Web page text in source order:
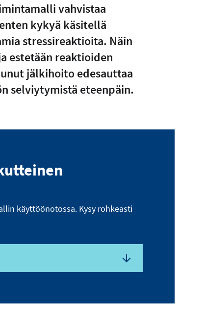
vahvistaa
kykyä käsitellä
stressireaktioita. Näin
estetään reaktioiden
jälkihoito edesauttaa
selviytymistä eteenpäin.
käyttöönotossa. Kysy rohkeasti